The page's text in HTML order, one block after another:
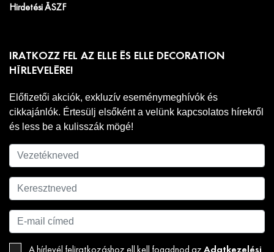
Hirdetési ÁSZF
IRATKOZZ FEL AZ ELLE ÉS ELLE DECORATION
HÍRLEVELÉRE!
Előfizetői akciók, exkluzív eseménymeghívók és
cikkajánlók. Értesülj elsőként a velünk kapcsolatos hírekről
és less be a kulisszák mögé!
Adatkezelési